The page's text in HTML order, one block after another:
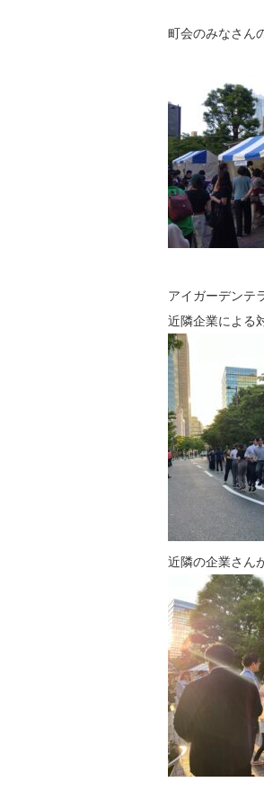
町会のみなさん
アイガーデンテ
近隣企業による
近隣の企業さん